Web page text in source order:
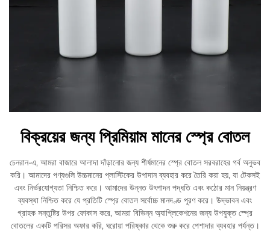
বিক্রয়ের জন্য প্রিমিয়াম মানের স্প্রে বোতল
চেনরান-এ, আমরা বাজারে আলাদা দাঁড়ানোর জন্য শীর্ষমানের স্প্রে বোতল সরবরাহের গর্ব অনুভব
করি। আমাদের পণ্যগুলি উচ্চমানের প্লাস্টিকের উপাদান ব্যবহার করে তৈরি করা হয়, যা টেকসই
এবং নির্ভরযোগ্যতা নিশ্চিত করে। আমাদের উন্নত উৎপাদন পদ্ধতি এবং কঠোর মান নিয়ন্ত্রণ
ব্যবস্থা নিশ্চিত করে যে প্রতিটি স্প্রে বোতল সর্বোচ্চ মানদণ্ড পূরণ করে। উদ্ভাবন এবং
গ্রাহক সন্তুষ্টির উপর ফোকাস করে, আমরা বিভিন্ন অ্যাপ্লিকেশনের জন্য উপযুক্ত স্প্রে
বোতলের একটি পরিসর অফার করি, ঘরোয়া পরিষ্কার থেকে শুরু করে পেশাদার ব্যবহার পর্যন্ত।